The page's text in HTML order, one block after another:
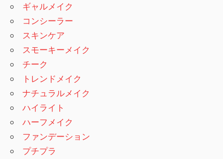
ギャルメイク
コンシーラー
スキンケア
スモーキーメイク
チーク
トレンドメイク
ナチュラルメイク
ハイライト
ハーフメイク
ファンデーション
プチプラ